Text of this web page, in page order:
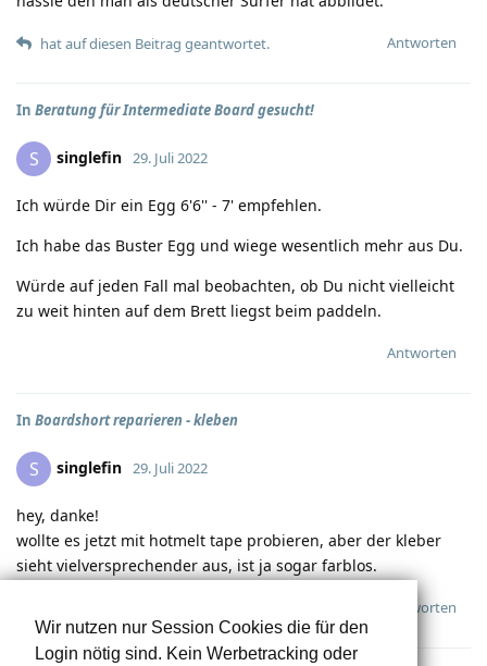
Wir nutzen nur Session Cookies die für den
Login nötig sind. Kein Werbetracking oder
Antworten
hat auf diesen Beitrag geantwortet.
In Beratung für Intermediate Board gesucht!
S singlefin 29. Juli 2022
Ich würde Dir ein Egg 6'6'' - 7' empfehlen.
Ich habe das Buster Egg und wiege wesentlich mehr aus Du.
Würde auf jeden Fall mal beobachten, ob Du nicht vielleicht
zu weit hinten auf dem Brett liegst beim paddeln.
Antworten
In Boardshort reparieren - kleben
S singlefin 29. Juli 2022
hey, danke!
wollte es jetzt mit hotmelt tape probieren, aber der kleber
sieht vielversprechender aus, ist ja sogar farblos.
Antworten